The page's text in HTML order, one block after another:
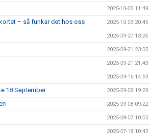
2025-10-05 11:49
– så funkar det hos oss 2025-10-03 20:45
2025-09-27 13:26
2025-09-21 23:05
2025-09-21 21:43
2025-09-16 14:59
18 September 2025-09-09 19:29
2025-09-08 09:22
2025-08-07 10:03
2025-07-18 10:43